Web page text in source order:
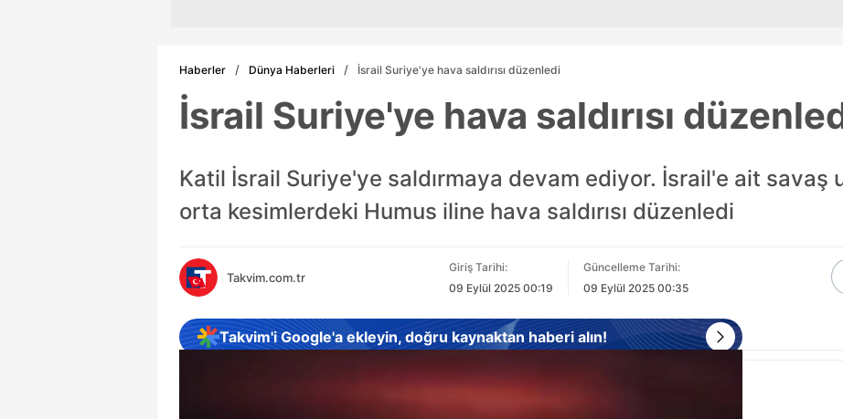
Haberler Dünya Haberleri İsrail Suriye'ye hava saldırısı düzenledi
İsrail Suriye'ye hava saldırısı
Katil İsrail Suriye'ye saldırmaya devam ediyor. İsrail'e ait savaş
orta kesimlerdeki Humus iline hava saldırısı düzenledi
Takvim.com.tr
Giriş Tarihi:
09 Eylül 2025 00:19
Güncelleme Tarihi:
09 Eylül 2025 00:35
Takvim'i Google'a ekleyin, doğru kaynaktan haberi alın!